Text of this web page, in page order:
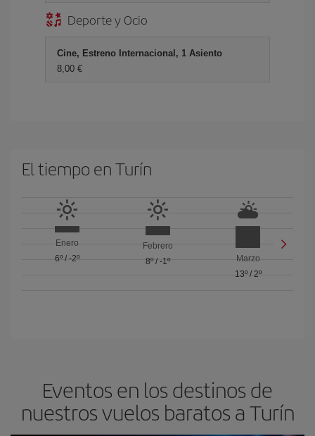
Deporte y Ocio
Cine, Estreno Internacional, 1 Asiento
8,00 €
El tiempo en Turín
Enero
6º/ -2º
Febrero
8º/ -1º
Marzo
13º/ 2º
Eventos en los destinos de
nuestros vuelos baratos a Turín